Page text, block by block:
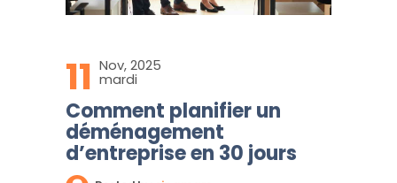
11 Nov, 2025
mardi
Comment planifier un
déménagement
d’entreprise en 30 jours